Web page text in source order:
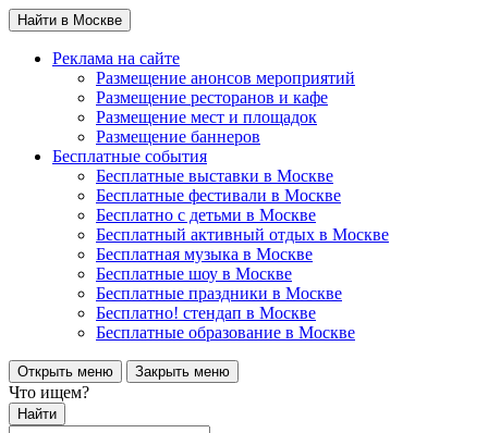
Найти в Москве
Реклама на сайте
Размещение анонсов мероприятий
Размещение ресторанов и кафе
Размещение мест и площадок
Размещение баннеров
Бесплатные события
Бесплатные выставки в Москве
Бесплатные фестивали в Москве
Бесплатно с детьми в Москве
Бесплатный активный отдых в Москве
Бесплатная музыка в Москве
Бесплатные шоу в Москве
Бесплатные праздники в Москве
Бесплатно! стендап в Москве
Бесплатные образование в Москве
Открыть меню Закрыть меню
Что ищем?
Найти